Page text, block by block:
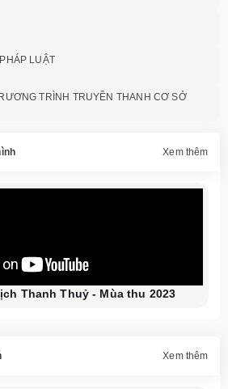
LUẬT
TRÌNH TRUYỀN THANH CƠ SỞ
Xem thêm
Thanh Thuỷ - Mùa thu 2023
Xem thêm